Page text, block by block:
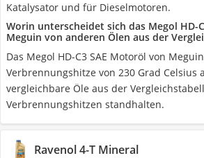
Katalysator und für Dieselmotoren.
Worin unterscheidet sich das Megol HD-
Meguin von anderen Ölen aus der
Das Megol HD-C3 SAE Motoröl von
Verbrennungshitze von 230 Grad Celsius
vergleichbare Öle aus der
Verbrennungshitzen standhalten.
Ravenol 4-T Mineral